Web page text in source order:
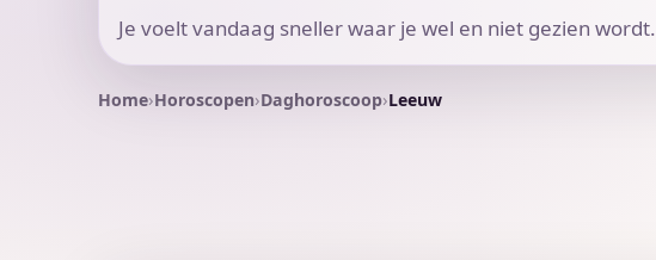
Je voelt vandaag sneller waar je wel en niet gezien wordt.
Home Horoscopen Daghoroscoop Leeuw